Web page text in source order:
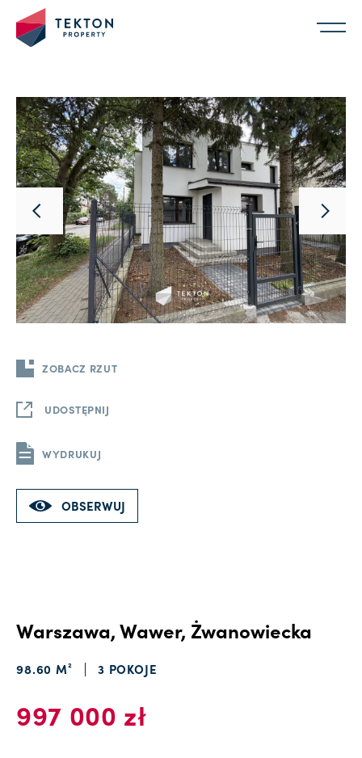
ZOBACZ RZUT
UDOSTĘPNIJ
WYDRUKUJ
OBSERWUJ
Warszawa, Wawer, Żwanowiecka
98.60 M² 3 POKOJE
997 000 zł